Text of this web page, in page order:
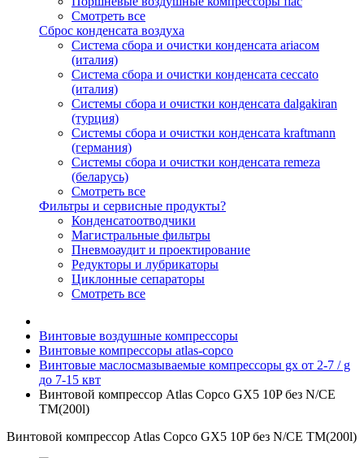
Смотреть все
Сброс конденсата воздуха
Система сбора и очистки конденсата ariacом
(италия)
Система сбора и очистки конденсата ceccato
(италия)
Системы сбора и очистки конденсата dalgakiran
(турция)
Системы сбора и очистки конденсата kraftmann
(германия)
Системы сбора и очистки конденсата remeza
(беларусь)
Смотреть все
Фильтры и сервисные продукты?
Конденсатоотводчики
Магистральные фильтры
Пневмоаудит и проектирование
Редукторы и лубрикаторы
Циклонные сепараторы
Смотреть все
Винтовые воздушные компрессоры
Винтовые компрессоры atlas-copco
Винтовые маслосмазываемые компрессоры gx от 2-7 / g
до 7-15 квт
Винтовой компрессор Atlas Copco GX5 10P без N/CE
TM(200l)
Винтовой компрессор Atlas Copco GX5 10P без N/CE TM(200l)